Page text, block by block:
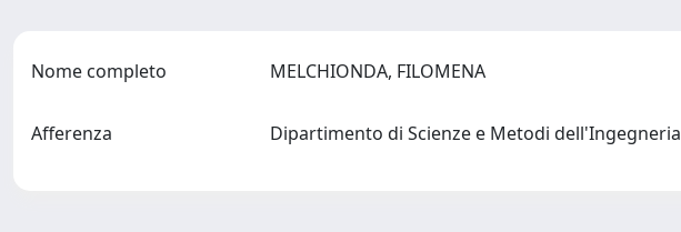
Nome completo MELCHIONDA, FILOMENA
Afferenza Dipartimento di Scienze e Metodi dell'Ingegneria